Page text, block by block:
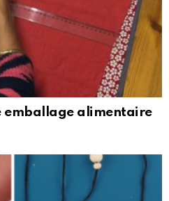
emballage alimentaire